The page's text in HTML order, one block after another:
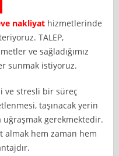
nakliyat hizmetlerinde
TALEP,
ve sağladığımız
sunmak istiyoruz.
ve stresli bir süreç
taşınacak yerin
uğraşmak gerekmektedir.
almak hem zaman hem